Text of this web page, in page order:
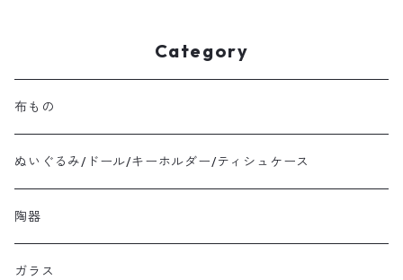
Category
布もの
ぬいぐるみ/ドール/キーホルダー/ティシュケース
陶器
ガラス